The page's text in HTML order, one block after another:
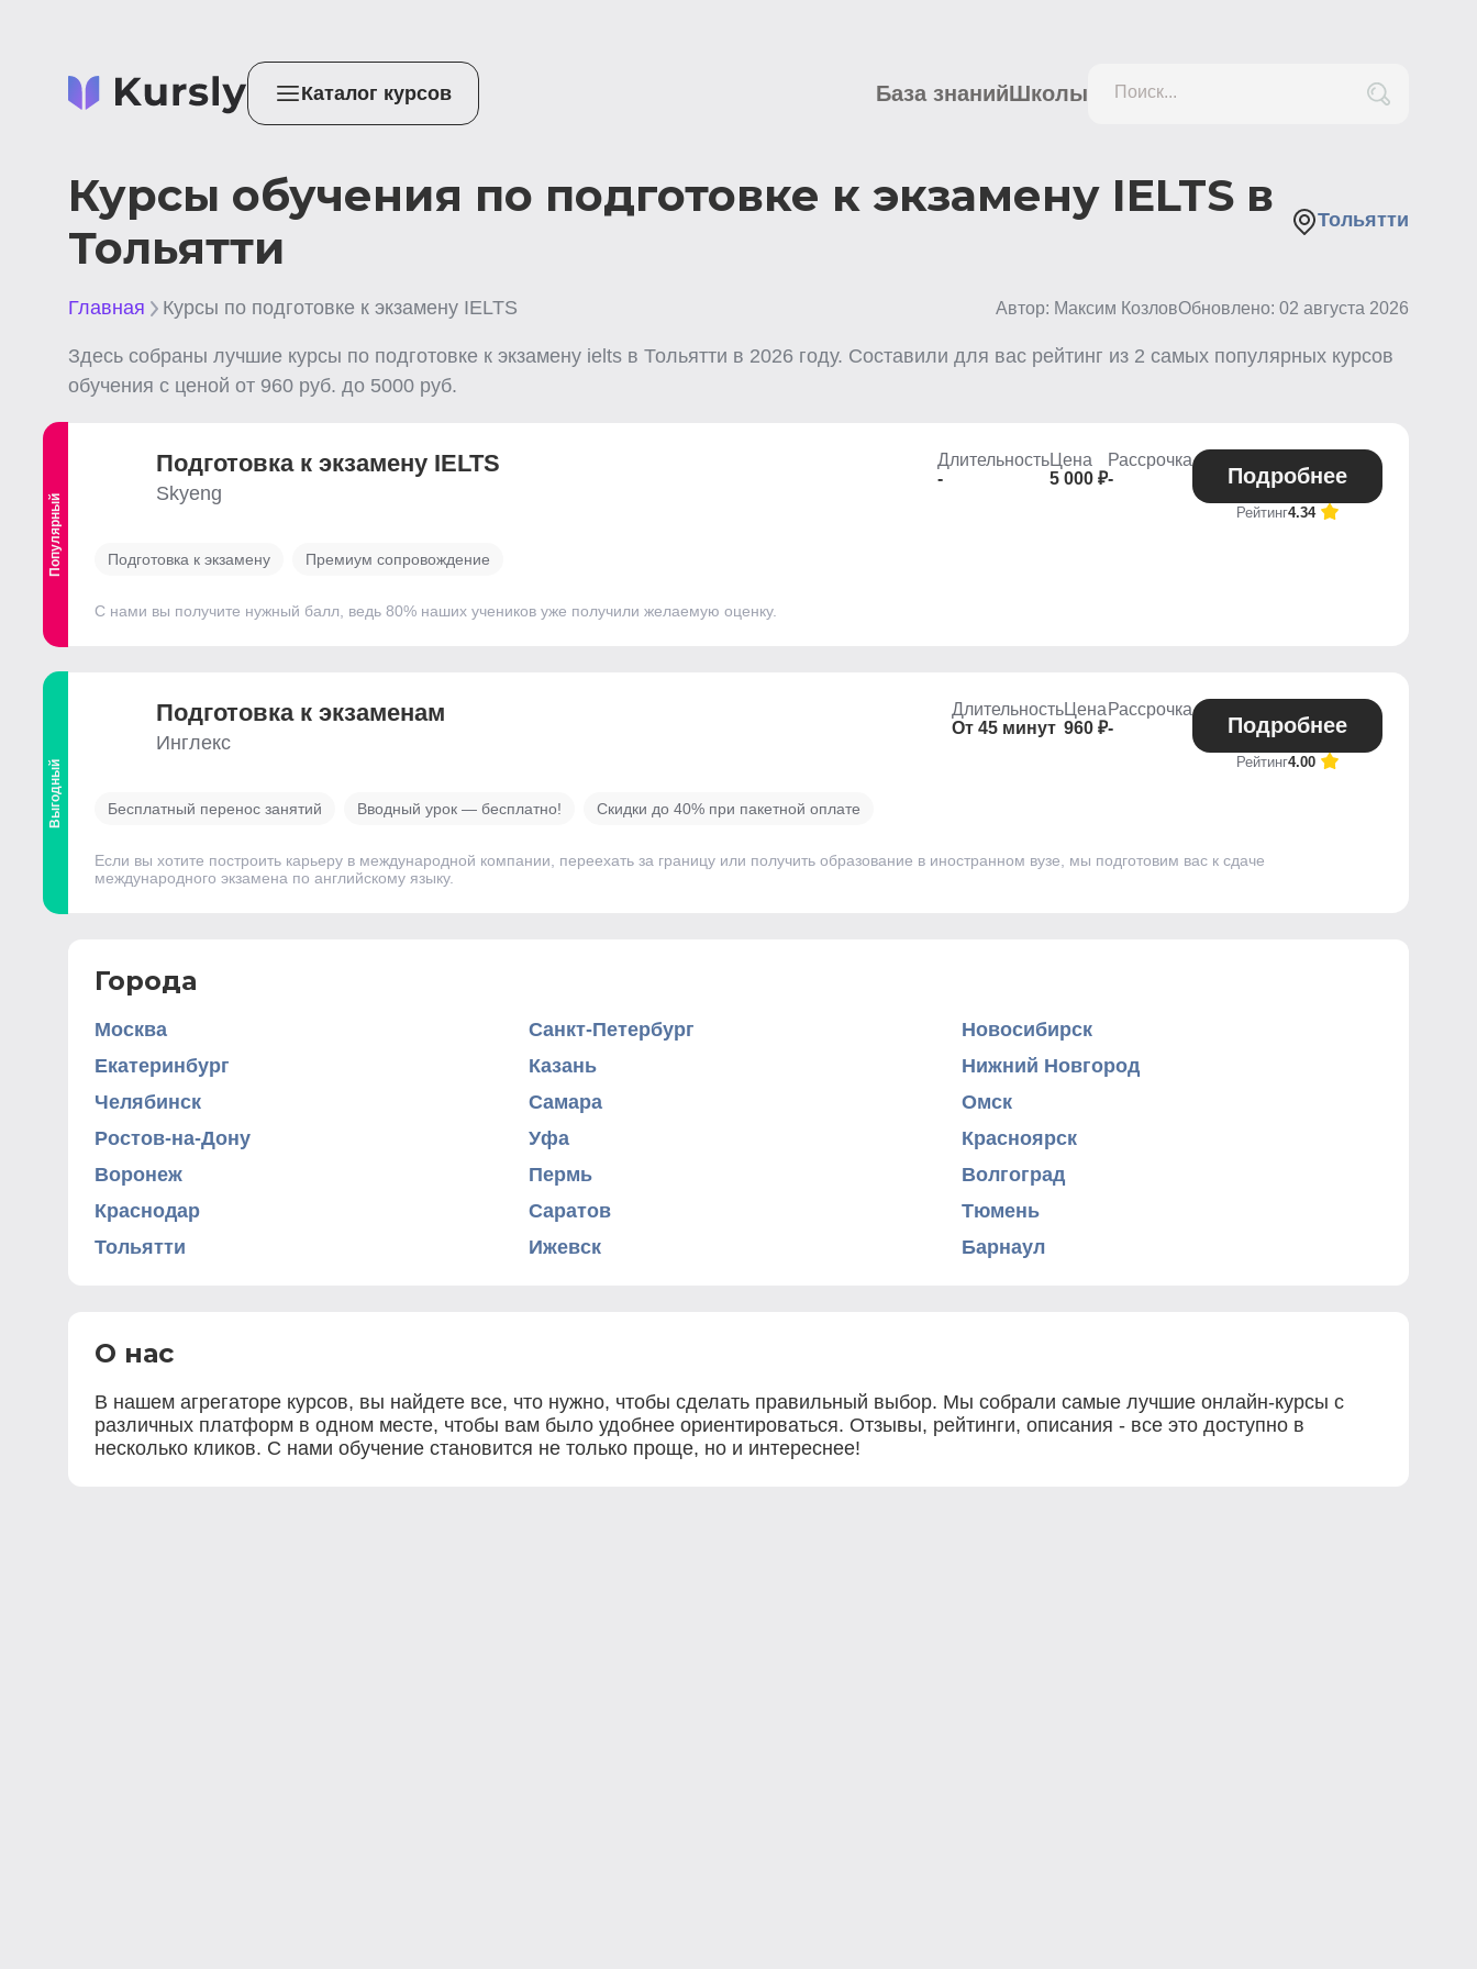
Каталог курсов База знанийШколы Поиск...
Курсы обучения по подготовке к экзамену IELTS в
Тольятти
Тольятти
Главная Курсы по подготовке к экзамену IELTS Автор: Максим КозловОбновлено: 02 августа 2026
Здесь собраны лучшие курсы по подготовке к экзамену ielts в Тольятти в 2026 году. Составили для вас рейтинг из 2 самых популярных курсов
обучения с ценой от 960 руб. до 5000 руб.
Популярный
Подготовка к экзамену IELTS
Skyeng
Длительность
-
Цена
5 000 ₽
Рассрочка
-
Подробнее
Рейтинг4.34
Подготовка к экзамену Премиум сопровождение
С нами вы получите нужный балл, ведь 80% наших учеников уже получили желаемую оценку.
Выгодный
Подготовка к экзаменам
Инглекс
Длительность
От 45 минут
Цена
960 ₽
Рассрочка
-
Подробнее
Рейтинг4.00
Бесплатный перенос занятий Вводный урок — бесплатно! Скидки до 40% при пакетной оплате
Если вы хотите построить карьеру в международной компании, переехать за границу или получить образование в иностранном вузе, мы подготовим вас к сдаче
международного экзамена по английскому языку.
Города
Москва Санкт-Петербург
Новосибирск
Екатеринбург
Казань
Нижний Новгород
Челябинск
Самара
Омск
Ростов-на-Дону
Уфа
Красноярск
Воронеж
Пермь
Волгоград
Краснодар
Саратов
Тюмень
Тольятти
Ижевск Барнаул
О нас
В нашем агрегаторе курсов, вы найдете все, что нужно, чтобы сделать правильный выбор. Мы собрали самые лучшие онлайн-курсы с
различных платформ в одном месте, чтобы вам было удобнее ориентироваться. Отзывы, рейтинги, описания - все это доступно в
несколько кликов. С нами обучение становится не только проще, но и интереснее!